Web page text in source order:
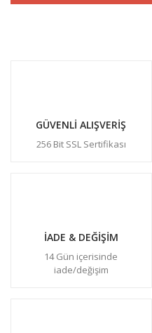
GÜVENLİ ALIŞVERİŞ
256 Bit SSL Sertifikası
İADE & DEĞİŞİM
14 Gün içerisinde
iade/değişim